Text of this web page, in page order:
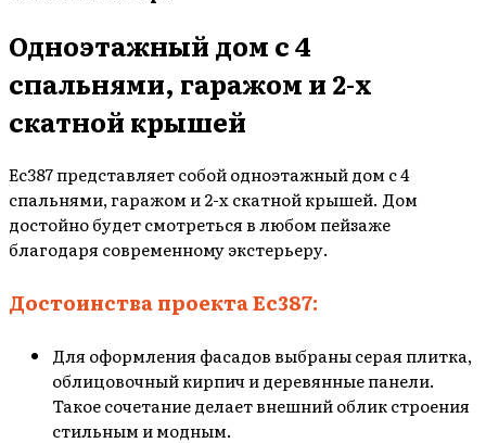
Одноэтажный дом с 4
спальнями, гаражом и 2-х
скатной крышей
Ec387 представляет собой одноэтажный дом с 4
спальнями, гаражом и 2-х скатной крышей. Дом
достойно будет смотреться в любом пейзаже
благодаря современному экстерьеру.
Достоинства проекта Ec387:
Для оформления фасадов выбраны серая плитка,
облицовочный кирпич и деревянные панели.
Такое сочетание делает внешний облик строения
стильным и модным.